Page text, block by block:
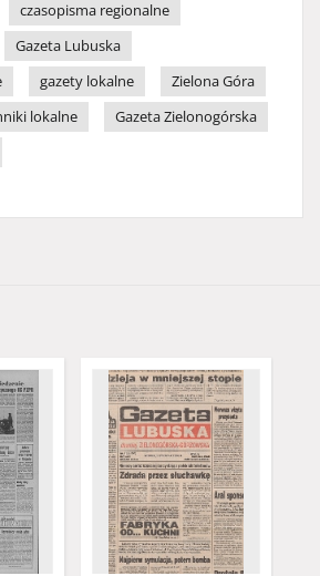
czasopisma regionalne
Gazeta Lubuska
gazety lokalne
Zielona Góra
lokalne
Gazeta Zielonogórska